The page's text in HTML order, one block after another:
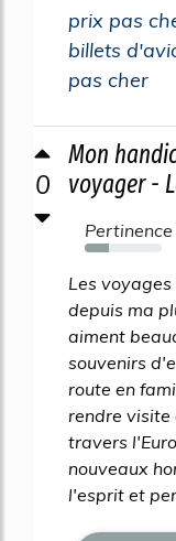
prix pas
billets
pas cher
0
Mon
voyager -
Pertinence
32%
Les
depuis ma
aiment
souvenirs
route en
rendre visite
travers
nouveaux
l'esprit et